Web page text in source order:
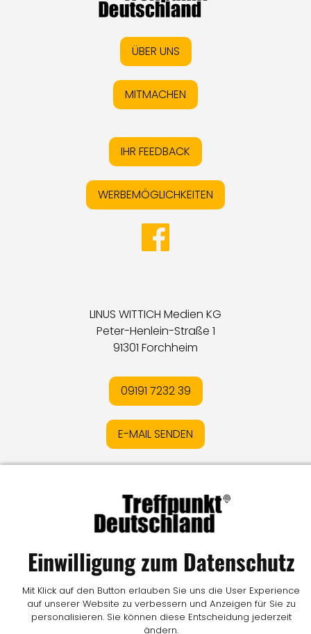
ÜBER UNS
MITMACHEN
IHR FEEDBACK
WERBEMÖGLICHKEITEN
LINUS WITTICH Medien KG
Peter-Henlein-Straße 1
91301 Forchheim
09191 7232 39
E-MAIL SENDEN
DatenschutzIOnline-Streitschlichtung
MediadatenIKontaktIVertrag widerrufen
© LW Medien GmbH
Einwilligung zum Datenschutz
Mit Klick auf den Button erlauben Sie uns die User Experience
auf unserer Website zu verbessern und Anzeigen für Sie zu
personalisieren. Sie können diese Entscheidung jederzeit
ändern.